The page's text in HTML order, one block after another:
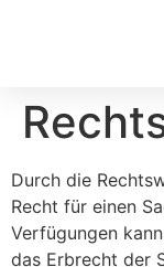
Durch die
Recht für einen
Verfügungen
das Erbrecht der